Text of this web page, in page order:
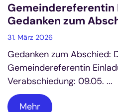
Gemeindereferentin
Gedanken zum
31. März 2026
Gedanken zum Abschied:
Gemeindereferentin
Verabschiedung: 09.05. ...
Mehr